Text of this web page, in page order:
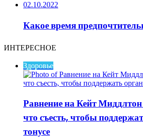
02.10.2022
Какое время
ИНТЕРЕСНОЕ
Здоровье
Равнение на Кейт Миддлтон
что съесть, чтобы
тонусе